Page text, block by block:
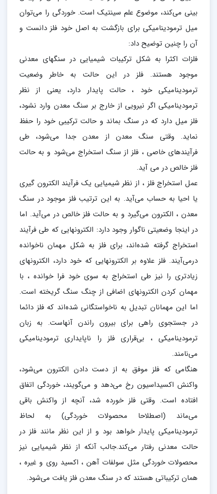
بینی می‌کند، موضوع علم سینتیک است. خوردگی را می‌توان
میل ترمودینامیکی برای بازگشت به اصل خود فلز دانست و
آن را چنین توضیح داد:
فلزات اکثرا به شکل ترکیبات شیمیایی در سنگهای معدنی
موجود هستند. فلز در این حالت به خاطر وضعیت
ترمودینامیکی خود ، حالت پایدار دارد، یعنی از نظر
ترمودینامیکی اگر نیرویی از خارج بر سنگ معدن وارد نشود،
فلز میل دارد که در سنگ بماند و حالت ترکیبی خود را حفظ
نماید. وقتی سنگ معدن از معدن جدا می‌شود، طی
فرآیندهای خاصی ، فلز از سنگ استخراج می‌شود و به حالت
فلز خالص در می آید.
عمل استخراج فلز ، از نظر شیمیایی یک فرآیند الکترون گیری
یا احیا به حساب می‌آید. به این ترتیب فلز موجود در سنگ
معدن ، الکترون می‌گیرد و به حالت فلز خالص در می‌آید. اما
در اینجا وضعیتی ناگوار وجود دارد: الکترونهایی که طی فرآیند
استخراج گرفته شده‌اند، برای فلز به شکل مهمان ناخوانده
درمی‌آیند. فلز علاوه بر الکترونهایی که خود دارد، الکترونهای
زیادتری را نیز طی استخراج به سوی خود فرا خوانده ، با
مهمان کردن الکترونهای اضافی از چنگ سنگ گریخته است.
اما این مهمانان تبدیل به ناخواستگانی شده‌اند که فلز دائما
در جستجوی راهی برای بیرون راندن آنهاست. به زبان
ترمودینامیکی ، بی‌قراری فلز را ناپایداری ترمودینامیکی
می‌نامند.
هنگامی که فلز موفق به از دست دادن الکترون می‌شود،
واکنش اکسیداسیون رخ می‌دهد و می‌گویند، خوردگی اتفاق
افتاده است. وقتی فلز خورده شد، آنچه از واکنش باقی
می‌ماند (اصطلاحا محصولات خوردگی) به لحاظ
ترمودینامیکی پایدار خواهد بود و از این نظر مانند فلز در
حالت معدنی رفتار می‌کند.جالب آنکه از نظر شیمیایی نیز
محصولات خوردگی مثل سولفات آهن ، اکسید روی و غیره ،
همان ترکیباتی هستند که در سنگ معدن فلز یافت می‌شود.